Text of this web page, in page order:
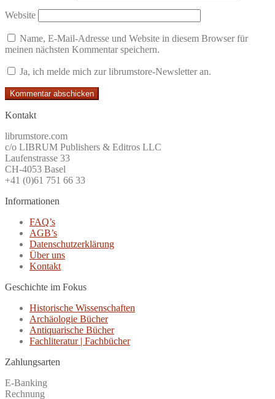
Website
Name, E-Mail-Adresse und Website in diesem Browser für
meinen nächsten Kommentar speichern.
Ja, ich melde mich zur librumstore-Newsletter an.
Kontakt
librumstore.com
c/o LIBRUM Publishers & Editros LLC
Laufenstrasse 33
CH-4053 Basel
+41 (0)61 751 66 33
Informationen
FAQ’s
AGB’s
Datenschutzerklärung
Über uns
Kontakt
Geschichte im Fokus
Historische Wissenschaften
Archäologie Bücher
Antiquarische Bücher
Fachliteratur | Fachbücher
Zahlungsarten
E-Banking
Rechnung